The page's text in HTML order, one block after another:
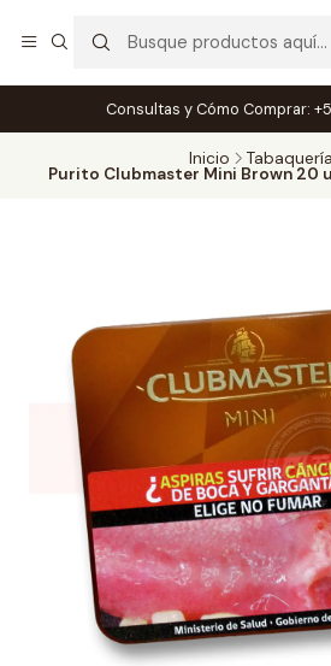
Consultas y Cómo Comprar:
Inicio Tabaquería
Purito Clubmaster Mini Brown 20